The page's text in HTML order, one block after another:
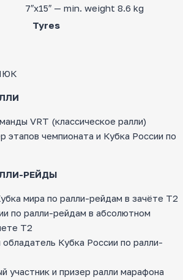
7″x15″ — min. weight 8.6 kg
Tyres
VRT (классическое ралли)
этапов чемпионата и Кубка России по
РЕЙДЫ
мира по ралли-рейдам в зачёте Т2
по ралли-рейдам в абсолютном
Т2
Кубка России по ралли-
участник и призер ралли марафона